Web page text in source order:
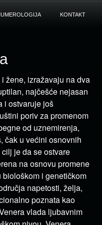
KONTAKT
žene, izražavaju na dva
najčešće nejasan
i ostvaruje još
poriv za promenom
od uznemirenja,
čak u većini osnovnih
je da se ostvare
na osnovu promene
i genetičkom
napetosti, želja,
poznata kao
vlada ljubavnim